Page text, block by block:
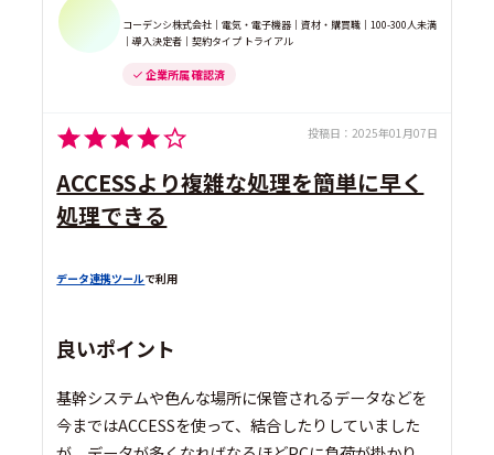
コーデンシ株式会社｜電気・電子機器｜資材・購買職｜100-300人未満
｜導入決定者｜契約タイプ トライアル
企業所属 確認済
投稿日： 2025年01月07日
ACCESSより複雑な処理を簡単に早く
処理できる
データ連携ツールで利用
良いポイント
基幹システムや色んな場所に保管されるデータなどを
今まではACCESSを使って、結合したりしていました